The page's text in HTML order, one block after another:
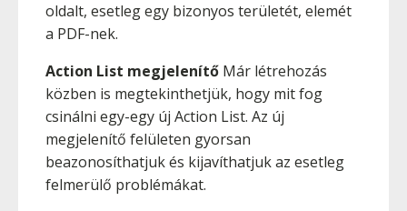
oldalt, esetleg egy bizonyos területét, elemét
a PDF-nek.
Action List megjelenítő Már létrehozás
közben is megtekinthetjük, hogy mit fog
csinálni egy-egy új Action List. Az új
megjelenítő felületen gyorsan
beazonosíthatjuk és kijavíthatjuk az esetleg
felmerülő problémákat.